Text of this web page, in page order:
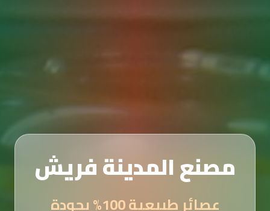
مصنع المدينة فريش
عصائر طبيعية 100% بجودة